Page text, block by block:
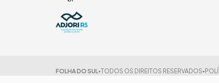
FOLHA DO SUL●TODOS OS DIREITOS RESERVADOS●